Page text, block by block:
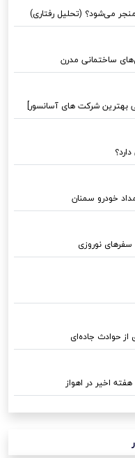
می‌شود؟ (تحلیل رفتاری)
ساختمانی مدرن
بهترین شرکت های آسانسور]
سفرهای نوروزی